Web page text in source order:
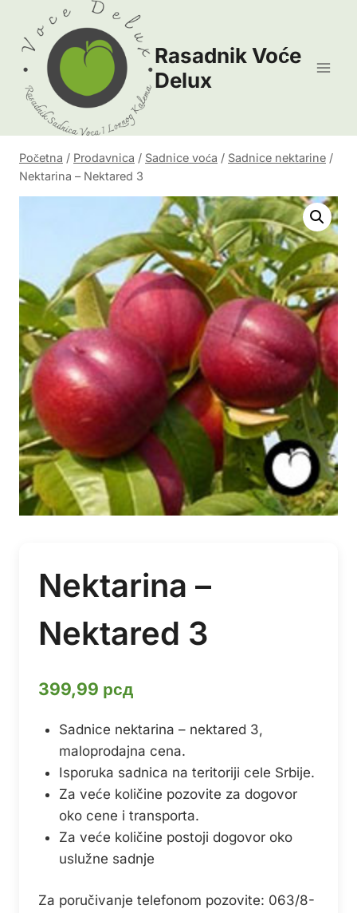
content
Rasadnik Voće
Delux
Početna / Prodavnica / Sadnice voća / Sadnice nektarine /
Nektarina – Nektared 3
Nektarina –
Nektared 3
399,99 рсд
Sadnice nektarina – nektared 3,
maloprodajna cena.
Isporuka sadnica na teritoriji cele Srbije.
Za veće količine pozovite za dogovor
oko cene i transporta.
Za veće količine postoji dogovor oko
uslužne sadnje
Za poručivanje telefonom pozovite: 063/8-